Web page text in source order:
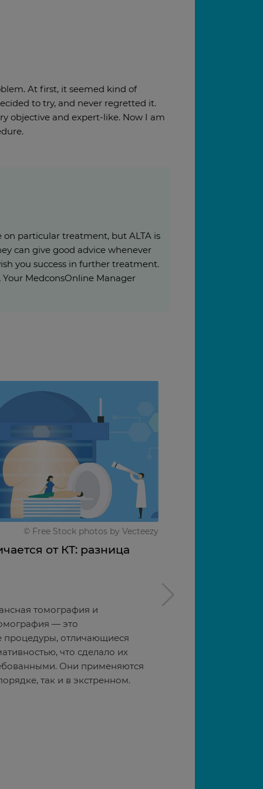
At first, it seemed kind of
to try, and never regretted it.
objective and expert-like. Now I am
on particular treatment, but ALTA is
can give good advice whenever
you success in further treatment.
MedconsOnline Manager
© Free Stock photos by Vecteezy
от КТ: разница
томография и
— это
процедуры, отличающиеся
что сделало их
Они применяются
так и в экстренном.